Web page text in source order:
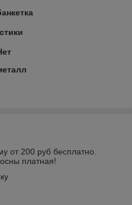
от 200 руб бесплатно.
платная!